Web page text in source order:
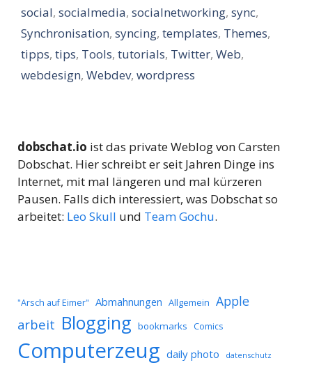
social, socialmedia, socialnetworking, sync,
Synchronisation, syncing, templates, Themes,
tipps, tips, Tools, tutorials, Twitter, Web,
webdesign, Webdev, wordpress
dobschat.io ist das private Weblog von Carsten
Dobschat. Hier schreibt er seit Jahren Dinge ins
Internet, mit mal längeren und mal kürzeren
Pausen. Falls dich interessiert, was Dobschat so
arbeitet: Leo Skull und Team Gochu.
"Arsch auf Eimer" Abmahnungen Allgemein Apple
arbeit Blogging bookmarks Comics
Computerzeug daily photo datenschutz